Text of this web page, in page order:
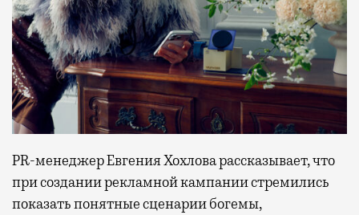
PR-менеджер Евгения Хохлова рассказывает, что
при создании рекламной кампании стремились
показать понятные сценарии богемы,